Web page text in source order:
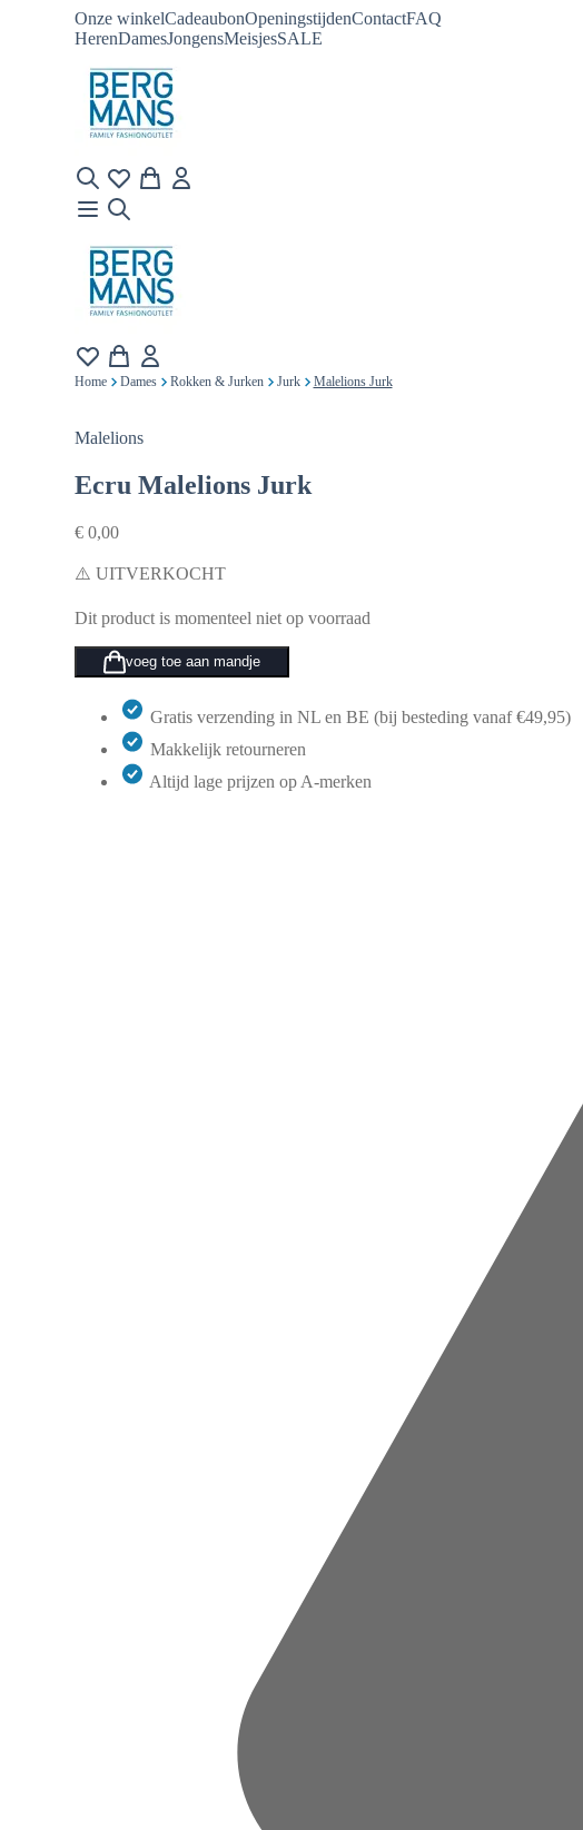
Onze winkelCadeaubonOpeningstijdenContactFAQ
HerenDamesJongensMeisjesSALE
Home Dames Rokken & Jurken Jurk Malelions Jurk
Malelions
Ecru Malelions Jurk
€0,00
⚠️ UITVERKOCHT
Dit product is momenteel niet op voorraad
voeg toe aan mandje
Gratis verzending in NL en BE (bij besteding vanaf €49,95)
Makkelijk retourneren
Altijd lage prijzen op A-merken